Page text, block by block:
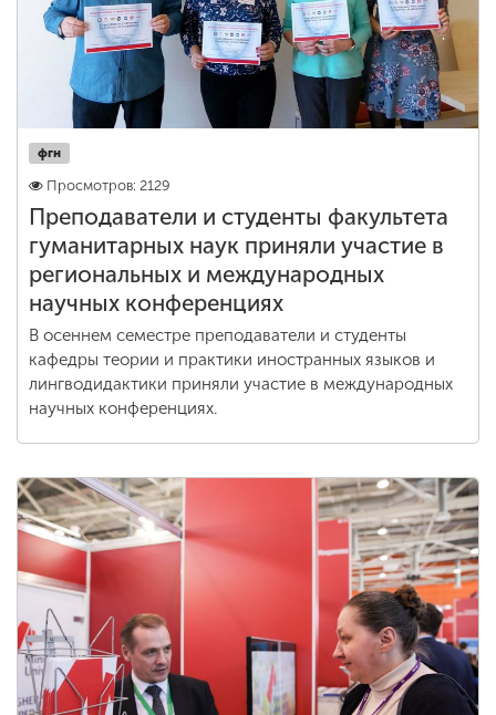
фгн
Просмотров: 2129
Преподаватели и студенты факультета
гуманитарных наук приняли участие в
региональных и международных
научных конференциях
В осеннем семестре преподаватели и студенты
кафедры теории и практики иностранных языков и
лингводидактики приняли участие в международных
научных конференциях.